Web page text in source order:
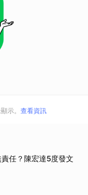
示。 查看資訊
任？陳宏達5度發文